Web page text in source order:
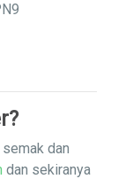
dan
dan sekiranya